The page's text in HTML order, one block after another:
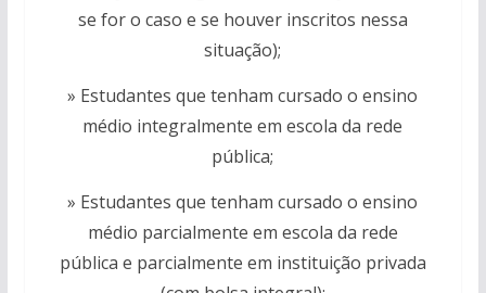
se for o caso e se houver inscritos nessa
situação);
» Estudantes que tenham cursado o ensino
médio integralmente em escola da rede
pública;
» Estudantes que tenham cursado o ensino
médio parcialmente em escola da rede
pública e parcialmente em instituição privada